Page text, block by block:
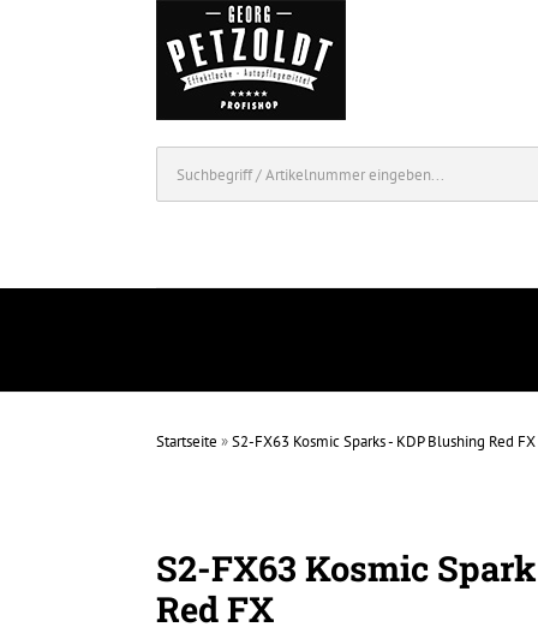
Startseite »S2-FX63 Kosmic Sparks - KDP Blushing Red FX
S2-FX63 Kosmic
Red FX